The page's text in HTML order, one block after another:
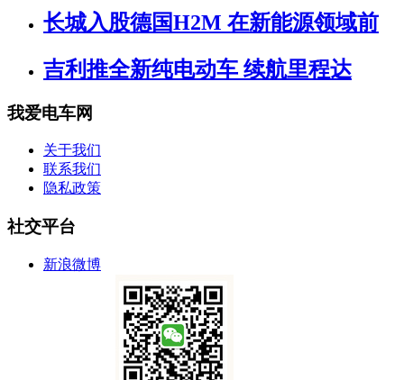
长城入股德国H2M 在新能源领域前
吉利推全新纯电动车 续航里程达
我爱电车网
关于我们
联系我们
隐私政策
社交平台
新浪微博